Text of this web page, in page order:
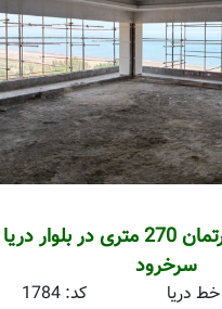
پیش خرید آپارتمان 270 متری در بلوار دریا
سرخرود
دریا
کد: 1784